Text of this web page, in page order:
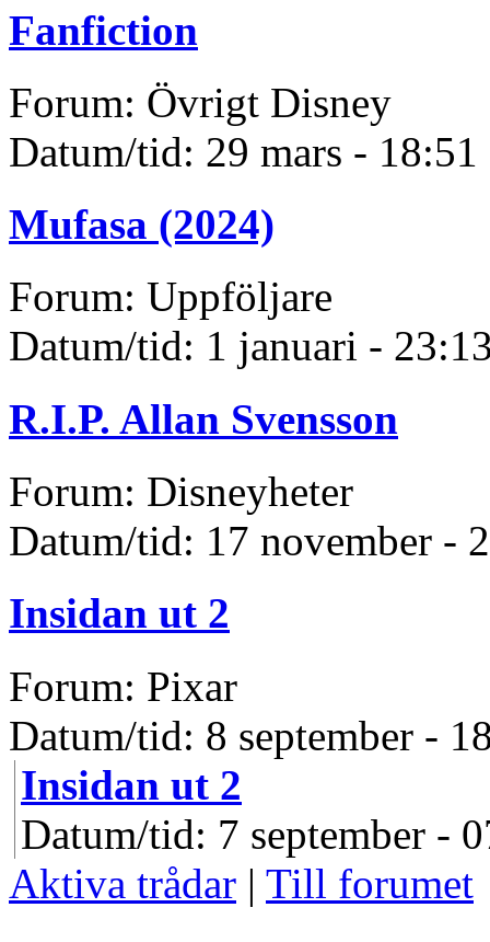
Fanfiction
Forum: Övrigt Disney
Datum/tid: 29 mars - 18:51
Mufasa (2024)
Forum: Uppföljare
Datum/tid: 1 januari -
R.I.P. Allan Svensson
Forum: Disneyheter
Datum/tid: 17 november -
Insidan ut 2
Forum: Pixar
Datum/tid: 8 september -
Insidan ut 2
Datum/tid: 7 september -
Aktiva trådar | Till forumet